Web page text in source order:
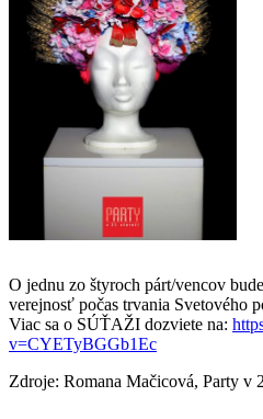
O jednu zo štyroch párt/vencov
verejnosť počas trvania Svetového
Viac sa o SÚŤAŽI dozviete na:
v=CYETyBGGb1Ec
Zdroje: Romana Mačicová, Party v